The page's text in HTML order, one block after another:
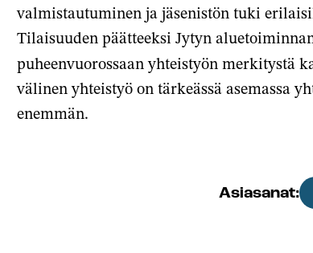
valmistautuminen ja jäsenistön tuki
Tilaisuuden päätteeksi Jytyn
puheenvuorossaan yhteistyön merkitystä
välinen yhteistyö on tärkeässä asemassa
enemmän.
Asiasanat: